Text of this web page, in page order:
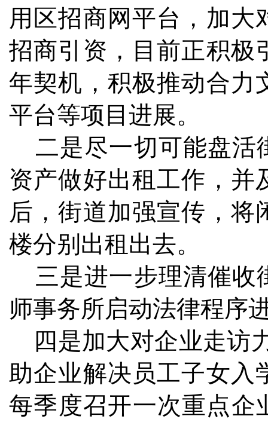
用区招商网平台，加大
招商引资，目前正积极
年契机，积极推动合力
平台等项目进展。
二是尽一切可能盘活
资产做好出租工作，并
后，街道加强宣传，将
楼分别出租出去。
三是进一步理清催收
师事务所启动法律程序
四是加大对企业走访
助企业解决员工子女入
每季度召开一次重点企